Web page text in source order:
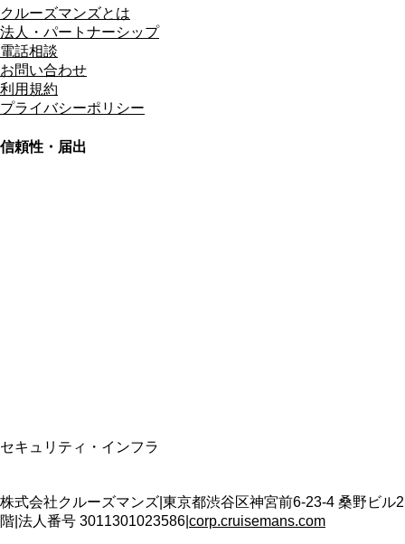
クルーズマンズとは
法人・パートナーシップ
電話相談
お問い合わせ
利用規約
プライバシーポリシー
信頼性・届出
セキュリティ・インフラ
株式会社クルーズマンズ 東京都渋谷区神宮前6-23-4 桑野ビル2
階 法人番号 3011301023586 corp.cruisemans.com